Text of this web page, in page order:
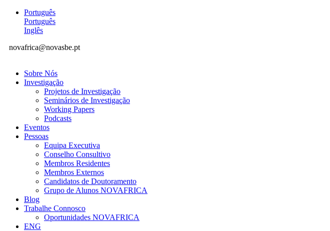
Português
Português
Inglês
novafrica@novasbe.pt
Sobre Nós
Investigação
Projetos de Investigação
Seminários de Investigação
Working Papers
Podcasts
Eventos
Pessoas
Equipa Executiva
Conselho Consultivo
Membros Residentes
Membros Externos
Candidatos de Doutoramento
Grupo de Alunos NOVAFRICA
Blog
Trabalhe Connosco
Oportunidades NOVAFRICA
ENG